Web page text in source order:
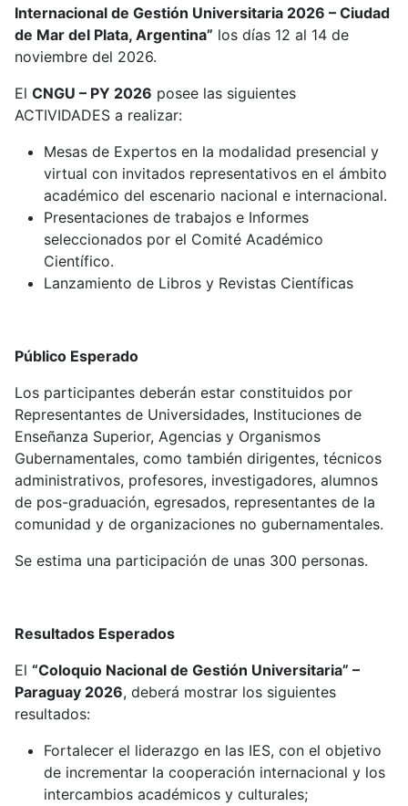
Internacional de Gestión Universitaria 2026 – Ciudad
de Mar del Plata, Argentina” los días 12 al 14 de
noviembre del 2026.
El CNGU – PY 2026 posee las siguientes
ACTIVIDADES a realizar:
Mesas de Expertos en la modalidad presencial y
virtual con invitados representativos en el ámbito
académico del escenario nacional e internacional.
Presentaciones de trabajos e Informes
seleccionados por el Comité Académico
Científico.
Lanzamiento de Libros y Revistas Científicas
Público Esperado
Los participantes deberán estar constituidos por
Representantes de Universidades, Instituciones de
Enseñanza Superior, Agencias y Organismos
Gubernamentales, como también dirigentes, técnicos
administrativos, profesores, investigadores, alumnos
de pos-graduación, egresados, representantes de la
comunidad y de organizaciones no gubernamentales.
Se estima una participación de unas 300 personas.
Resultados Esperados
El “Coloquio Nacional de Gestión Universitaria” –
Paraguay 2026, deberá mostrar los siguientes
resultados:
Fortalecer el liderazgo en las IES, con el objetivo
de incrementar la cooperación internacional y los
intercambios académicos y culturales;